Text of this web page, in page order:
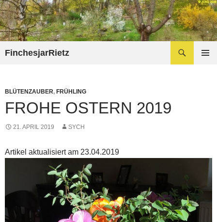
Zum
Inhalt
springen
FinchesjarRietz
BLÜTENZAUBER, FRÜHLING
FROHE OSTERN 2019
21. APRIL 2019 SYCH
Artikel aktualisiert am 23.04.2019